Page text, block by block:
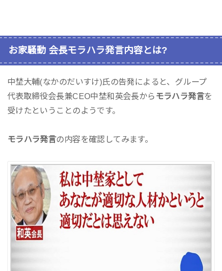
お家騒動 会長モラハラ発言内容とは?
中埜大輔(なかのだいすけ)氏の告発によると、グループ
代表取締役会長兼CEO中埜和英会長から モラハラ発言を
受けたということのようです。
モラハラ発言の内容を確認してみます。